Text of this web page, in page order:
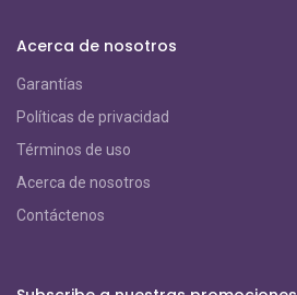
Acerca de nosotros
Garantías
Políticas de privacidad
Términos de uso
Acerca de nosotros
Contáctenos